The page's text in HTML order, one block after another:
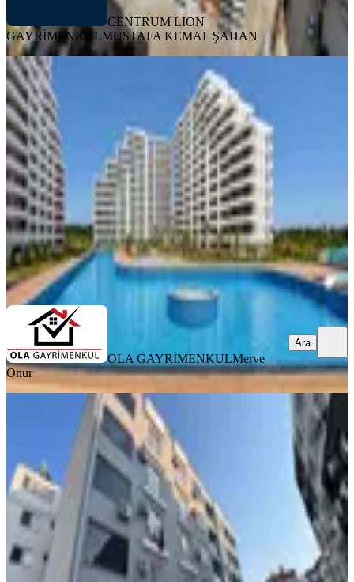
CENTRUM LION
GAYRİMENKULMUSTAFA KEMAL ŞAHAN
ÖNE ÇIKAN
%10
Ola'dan Tatil Konforunda,sosyal
Donatılı,ferah 2+1 Fırsat Daire
Erdemli, Tömük Mahallesi
2+1 ·110 m²· 9. Kat·19.06.2026
3.250.000 ₺ 3.630.000 ₺
OLA GAYRİMENKULMerve Onur
Ara
OLA GAYRİMENKULMerve
Onur
Ara
Mersin Erdemli Limonlu'da Satılık
Eşyalı Ve Masrafsız 1+1 Fırsat Daire
Erdemli, Limonlu Mahallesi
1+1
46 m² 1. Kat·
1.850.000 ₺